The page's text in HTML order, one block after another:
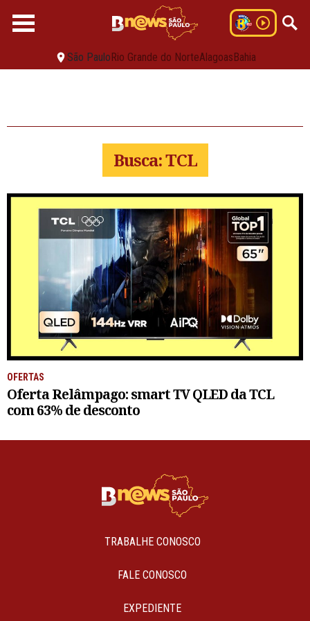
São PauloRio Grande do NorteAlagoasBahia
Busca: TCL
OFERTAS
Oferta Relâmpago: smart TV QLED da TCL
com 63% de desconto
TRABALHE CONOSCO
FALE CONOSCO
EXPEDIENTE